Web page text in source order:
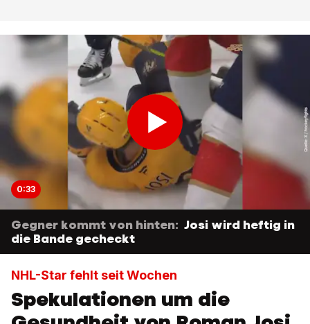
0:33
Gegner kommt von hinten: Josi wird heftig in
die Bande gecheckt
NHL-Star fehlt seit Wochen
Spekulationen um die